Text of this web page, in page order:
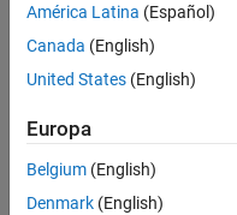
Ordenar por
Guardar
empleos
seleccionados
América Latina (Español)
Canada (English)
United States (English)
Europa
Belgium (English)
Denmark (English)